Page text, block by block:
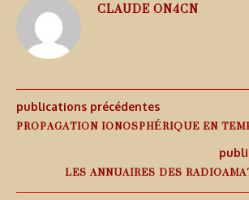
CLAUDE ON4CN
publications précédentes
PROPAGATION IONOSPHÉRIQUE EN
LES ANNUAIRES DES